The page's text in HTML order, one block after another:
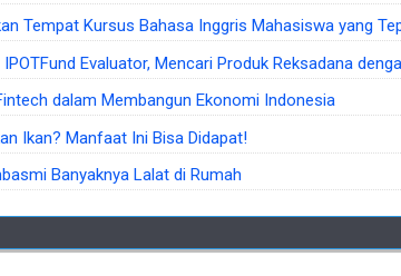
Tempat Kursus Bahasa Inggris Mahasiswa yang
Evaluator, Mencari Produk Reksadana
dalam Membangun Ekonomi Indonesia
Ikan? Manfaat Ini Bisa Didapat!
Banyaknya Lalat di Rumah